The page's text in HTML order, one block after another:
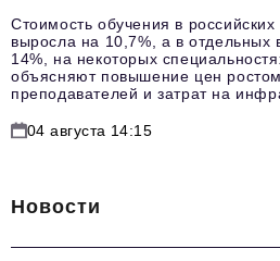
Стоимость обучения в российских
выросла на 10,7%, а в отдельных
14%, на некоторых
объясняют повышение цен
преподавателей и затрат на
04 августа 14:15
Новости